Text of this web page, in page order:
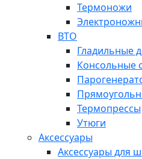
Термоножи
ВТО
Гладильные
Консольные
Термопрессы
Утюги
Аксессуары
Аксессуары для